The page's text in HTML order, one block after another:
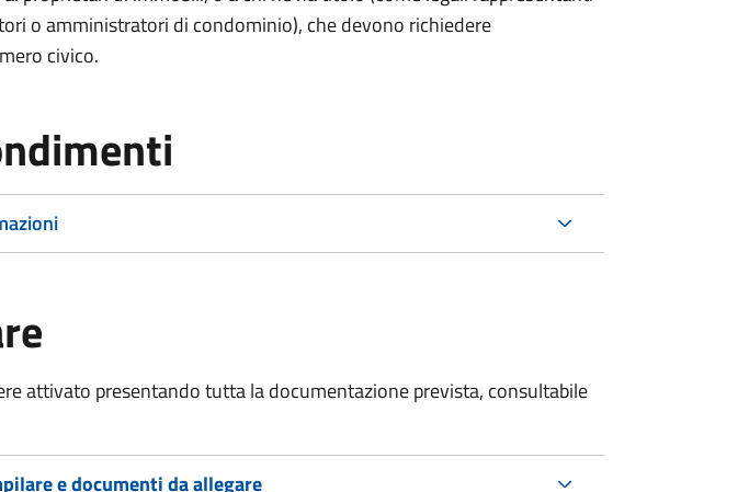
o amministratori di condominio), che devono richiedere
civico.
attivato presentando tutta la documentazione prevista, consultabile
e documenti da allegare